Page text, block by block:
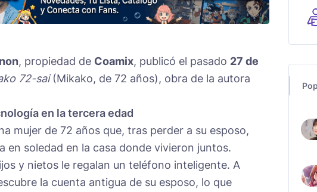
, propiedad de Coamix, publicó el pasado 27 de
72-sai(Mikako, de 72 años), obra de la autora
en la tercera edad
mujer de 72 años que, tras perder a su esposo,
en soledad en la casa donde vivieron juntos.
y nietos le regalan un teléfono inteligente. A
la cuenta antigua de su esposo, lo que